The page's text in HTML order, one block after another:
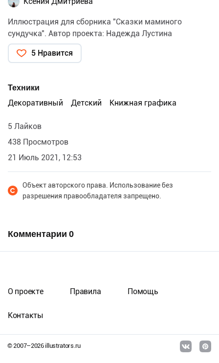
Иллюстрация для сборника "Сказки маминого
сундучка". Автор проекта: Надежда Лустина
5 Нравится
Техники
Декоративный
Детский Книжная графика
5 Лайков
438 Просмотров
21 Июль 2021, 12:53
Объект авторского права. Использование без
разрешения правообладателя запрещено.
Комментарии 0
© 2007–2026illustrators.ru
О проекте Правила Помощь
Контакты